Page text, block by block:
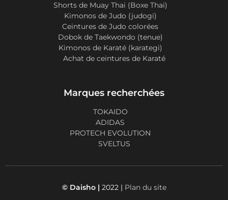
Shorts de Muay Thai (Boxe Thai)
Kimonos de Judo (judogi)
Ceintures de Judo colorées
Dobok de Taekwondo (tenue)
Kimonos de Karaté (karategi)
Achat de ceintures de Karaté
Marques recherchées
TOKAIDO
ADIDAS
PROTECH EVOLUTION
SVELTUS
© Daisho | 2022 | Plan du site